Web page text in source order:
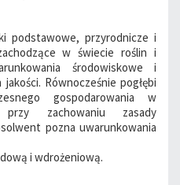
podstawowe, przyrodnicze i
w świecie roślin i
środowiskowe i
Równocześnie pogłębi
gospodarowania w
zachowaniu zasady
pozna uwarunkowania
i wdrożeniową.